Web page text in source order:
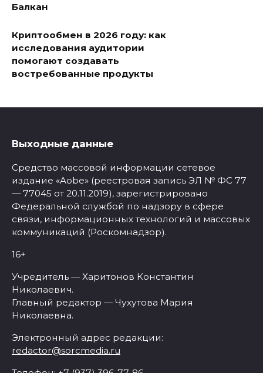
Балкан
Криптообмен в 2026 году: как
исследования аудитории
помогают создавать
востребованные продукты
Выходные данные
Средство массовой информации сетевое
издание «Aobe» (реестровая запись ЭЛ № ФС 77
— 77045 от 20.11.2019), зарегистрировано
Федеральной службой по надзору в сфере
связи, информационных технологий и массовых
коммуникаций (Роскомнадзор).
16+
Учредитель — Харитонов Константин
Николаевич.
Главный редактор — Чухутова Мария
Николаевна.
Электронный адрес редакции:
redactor@sorcmedia.ru